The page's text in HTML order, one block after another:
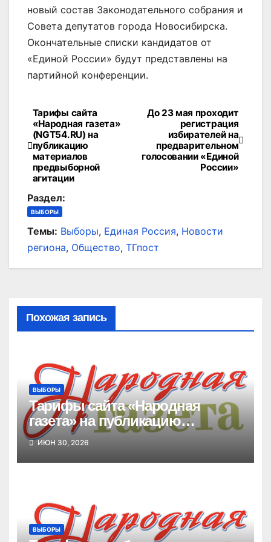
новый состав Законодательного собрания и
Совета депутатов города Новосибирска.
Окончательные списки кандидатов от
«Единой России» будут представлены на
партийной конференции.
Навигация
по
записям
До 23 мая проходит
регистрация
избирателей на
предварительном
голосовании «Единой
России»
Тарифы сайта
«Народная газета»
(NGT54.RU) на
публикацию
материалов
предвыборной
агитации
Раздел:
ВЫБОРЫ
Темы: Выборы, Единая Россия, Новости
региона, Общество, ТГпост
Похожая запись
ВЫБОРЫ
Тарифы сайта «Народная
газета» на публикацию
материалов предвыборной
агитации
ИЮН 30, 2026
ВЫБОРЫ